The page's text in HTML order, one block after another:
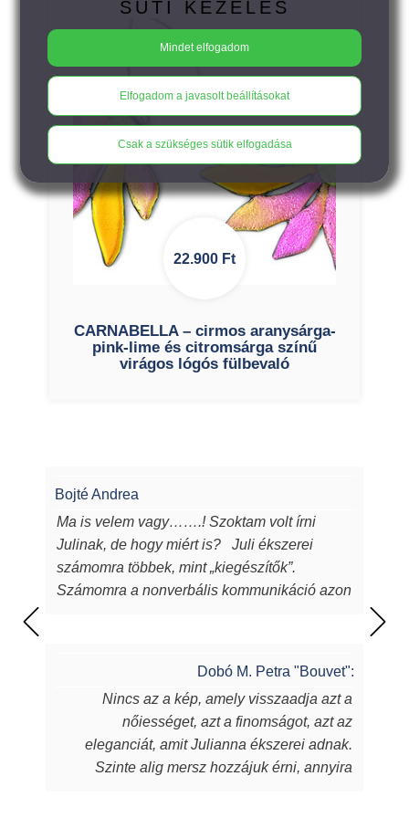
22.900 Ft
CARNABELLA – cirmos aranysárga-
pink-lime és citromsárga színű
virágos lógós fülbevaló
Bojté Andrea
Ma is velem vagy…….! Szoktam volt írni
Julinak, de hogy miért is? Juli ékszerei
számomra többek, mint „kiegészítők”.
Számomra a nonverbális kommunikáció azon
egyediek, csodaszépek, igényesek,
sugározzák az alkotójuk által belevitt
energiát, szeretetet, amit készítőjük alkotás
során beletett. Szeretem a kincseit, viselem
nap mint nap, melyek során magabiztosabb,
Dobó M. Petra "Bouvet":
Nincs az a kép, amely visszaadja azt a
nőiességet, azt a finomságot, azt az
eleganciát, amit Julianna ékszerei adnak.
Szinte alig mersz hozzájuk érni, annyira
SÜTI KEZELÉS
Mindet elfogadom
Elfogadom a javasolt beállításokat
Csak a szükséges sütik elfogadása